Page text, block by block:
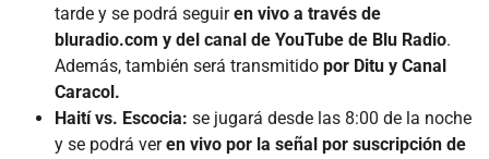
tarde y se podrá seguiren vivo a través de
bluradio.com y del canal de YouTube de Blu Radio.
Además, también será transmitido por Ditu y Canal
Caracol.
Haití vs. Escocia: se jugará desde las 8:00 de la noche
y se podrá veren vivo por la señal por suscripción de